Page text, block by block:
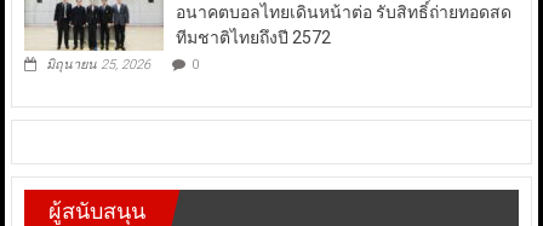
อนาคตบอลไทยเดินหน้าต่อ รับสิทธิ์ถ่ายทอดสด
ทีมชาติไทยถึงปี 2572
มิถุนายน 25, 2026 0
ผู้สนับสนุน